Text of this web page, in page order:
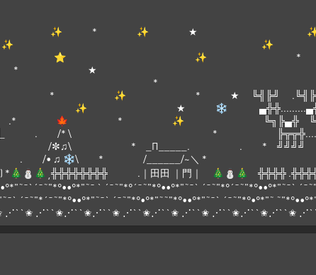
✨ * ✨ ★
★ ✨
★
\ *
* ★ ╚╣╠╝ .╚╣╠╝
❄
* ✨ ╚╗╠▄╬ ╚╗╠▄╬
_██_ . /* \ *
.(´• ̮•) /✼♫\ * _Π_____. . * ╝╝╝╝
( . • . ) . /• ♫ ❄\ * /______/~＼ *
*🎄⛄🎄˛╬╬╬╬╬╬╬╬ .｜田田 ｜門｜ 🎄⛄🎄 ╬╬╬╬
` ´¯˜"*°´¯˜"*°••°*"˜¯` ´¯˜"*°´¯˜"*°••°*"˜¯`
´¯˜"*´¯˜"*°••°*"˜¯` ´¯˜"*°•°*"˜˜"*°••°*"˜¯` ´¯˜"*°•°*"˜
⋰``✬⋰``✬⋰``✬ ⋰``✬⋰``✬ ⋰``✬ ⋰``✬⋰``✬⋰``✬ ⋰``✬